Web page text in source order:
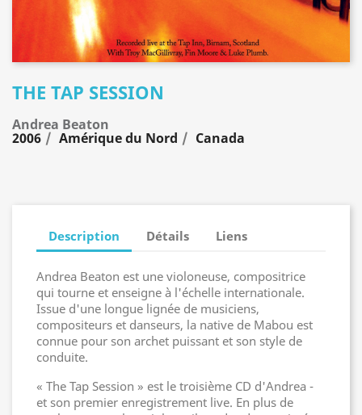
THE TAP SESSION
Andrea Beaton
2006 Amérique du Nord Canada
Description Détails Liens
Andrea Beaton est une violoneuse, compositrice
qui tourne et enseigne à l'échelle internationale.
Issue d'une longue lignée de musiciens,
compositeurs et danseurs, la native de Mabou est
connue pour son archet puissant et son style de
conduite.
« The Tap Session » est le troisième CD d'Andrea -
et son premier enregistrement live. En plus de